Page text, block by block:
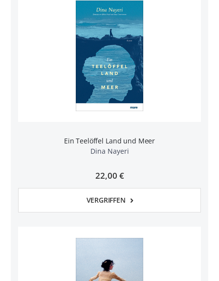
Ein Teelöffel Land und Meer
Dina Nayeri
22,00 €
VERGRIFFEN